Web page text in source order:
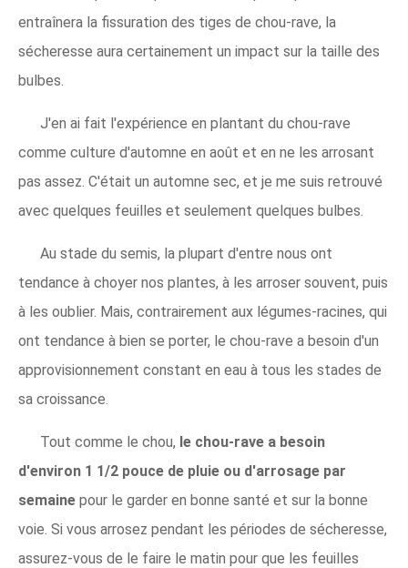
entraînera la fissuration des tiges de chou-rave, la
sécheresse aura certainement un impact sur la taille des
bulbes.
J'en ai fait l'expérience en plantant du chou-rave
comme culture d'automne en août et en ne les arrosant
pas assez. C'était un automne sec, et je me suis retrouvé
avec quelques feuilles et seulement quelques bulbes.
Au stade du semis, la plupart d'entre nous ont
tendance à choyer nos plantes, à les arroser souvent, puis
à les oublier. Mais, contrairement aux légumes-racines, qui
ont tendance à bien se porter, le chou-rave a besoin d'un
approvisionnement constant en eau à tous les stades de
sa croissance.
Tout comme le chou, le chou-rave a besoin
d'environ 1 1/2 pouce de pluie ou d'arrosage par
semaine pour le garder en bonne santé et sur la bonne
voie. Si vous arrosez pendant les périodes de sécheresse,
assurez-vous de le faire le matin pour que les feuilles